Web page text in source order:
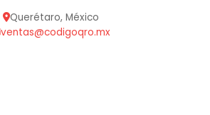
Querétaro, México
ventas@codigoqro.mx